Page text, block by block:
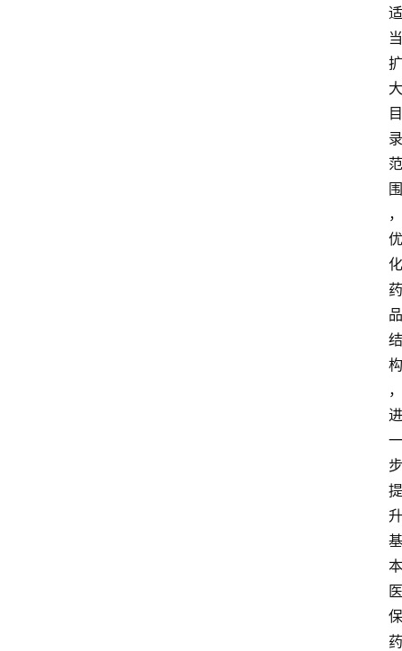
适
当
扩
大
目
录
范
围
，
优
化
药
品
结
构
，
进
一
步
提
升
基
本
医
保
药